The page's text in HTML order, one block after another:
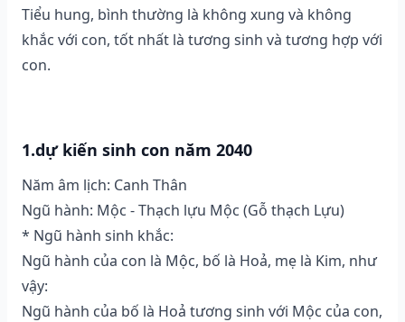
Tiểu hung, bình thường là không xung và không
khắc với con, tốt nhất là tương sinh và tương hợp với
con.
1.dự kiến sinh con năm 2040
Năm âm lịch: Canh Thân
Ngũ hành: Mộc - Thạch lựu Mộc (Gỗ thạch Lựu)
* Ngũ hành sinh khắc:
Ngũ hành của con là Mộc, bố là Hoả, mẹ là Kim, như
vậy:
Ngũ hành của bố là Hoả tương sinh với Mộc của con,